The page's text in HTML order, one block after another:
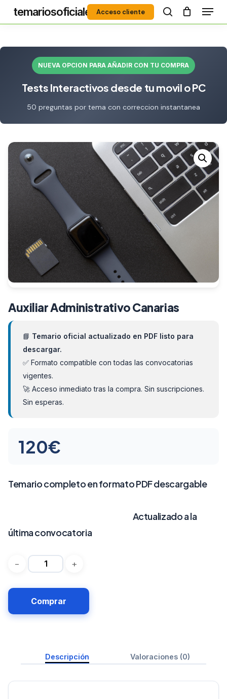
content
temariosoficiales
Acceso cliente
search
Menú
NUEVA OPCION PARA AÑADIR CON TU COMPRA
Tests Interactivos desde tu movil o PC
50 preguntas por tema con correccion instantanea
Auxiliar Administrativo Canarias
📘 Temario oficial actualizado en PDF listo para
descargar.
✅ Formato compatible con todas las convocatorias
vigentes.
🚀 Acceso inmediato tras la compra. Sin suscripciones.
Sin esperas.
120€
Temario completo en formato PDF descargable
Actualizado a la
última convocatoria
Comprar
Descripción Valoraciones (0)